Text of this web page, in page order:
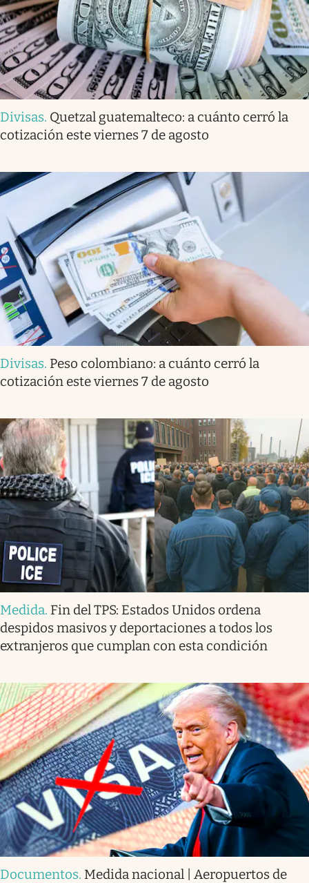
Divisas. Quetzal guatemalteco: a cuánto cerró la
cotización este viernes 7 de agosto
Divisas. Peso colombiano: a cuánto cerró la
cotización este viernes 7 de agosto
Medida. Fin del TPS: Estados Unidos ordena
despidos masivos y deportaciones a todos los
extranjeros que cumplan con esta condición
Documentos. Medida nacional | Aeropuertos de